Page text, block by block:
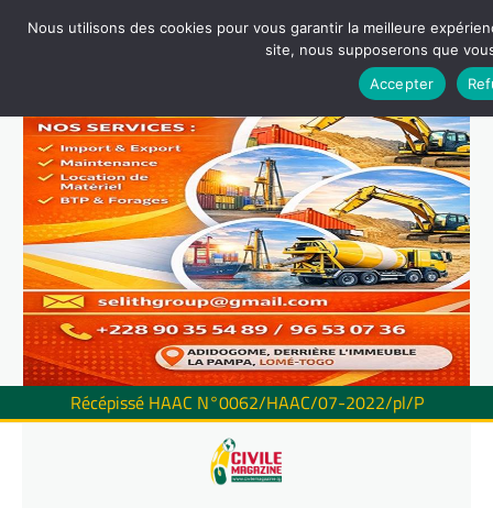
Récépissé HAAC N°0062/HAAC/07-2022/pl/P
Nous utilisons des cookies pour vous garantir la meilleure
site, nous supposerons que
Accepter